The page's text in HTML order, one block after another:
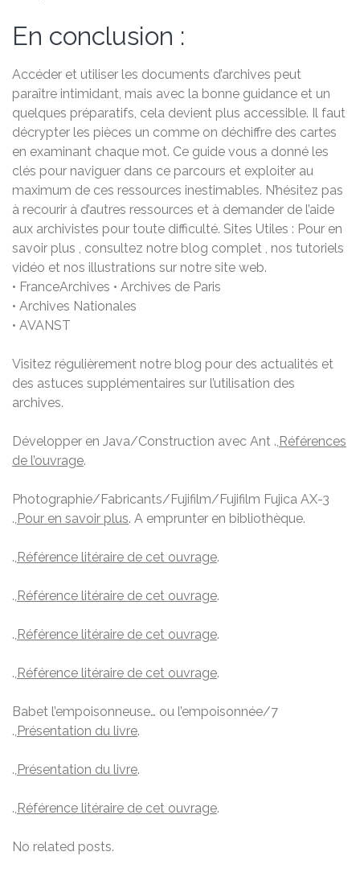
En conclusion :
Accéder et utiliser les documents d’archives peut
paraître intimidant, mais avec la bonne guidance et un
quelques préparatifs, cela devient plus accessible. Il faut
décrypter les pièces un comme on déchiffre des cartes
en examinant chaque mot. Ce guide vous a donné les
clés pour naviguer dans ce parcours et exploiter au
maximum de ces ressources inestimables. N’hésitez pas
à recourir à d’autres ressources et à demander de l’aide
aux archivistes pour toute difficulté. Sites Utiles : Pour en
savoir plus , consultez notre blog complet , nos tutoriels
vidéo et nos illustrations sur notre site web.
• FranceArchives • Archives de Paris
• Archives Nationales
• AVANST
Visitez régulièrement notre blog pour des actualités et
des astuces supplémentaires sur l’utilisation des
archives.
Développer en Java/Construction avec Ant .,Références
de l’ouvrage.
Photographie/Fabricants/Fujifilm/Fujifilm Fujica AX-3
.,Pour en savoir plus. A emprunter en bibliothèque.
.,Référence litéraire de cet ouvrage.
.,Référence litéraire de cet ouvrage.
.,Référence litéraire de cet ouvrage.
.,Référence litéraire de cet ouvrage.
Babet l’empoisonneuse… ou l’empoisonnée/7
.,Présentation du livre.
.,Présentation du livre.
.,Référence litéraire de cet ouvrage.
No related posts.